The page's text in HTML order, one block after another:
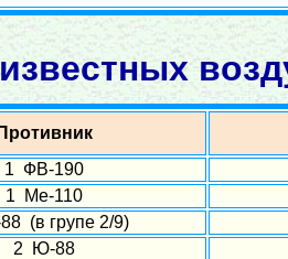
Противник
1 ФВ-190
1 Ме-110
(в групе 2/9)
2 Ю-88